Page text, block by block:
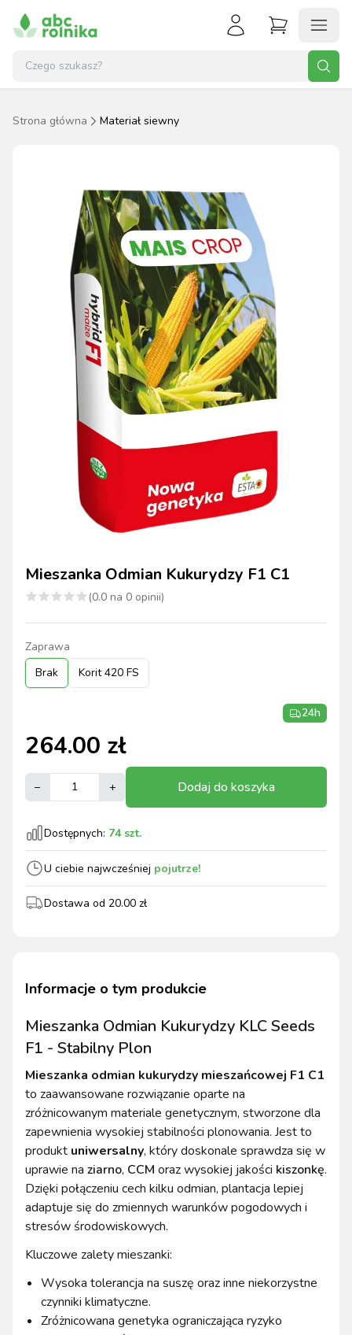
Strona główna Materiał siewny
Mieszanka Odmian Kukurydzy F1 C1
(0.0 na 0 opinii)
Zaprawa
Brak
Korit 420 FS
24h
264.00 zł
– + Dodaj do koszyka
Dostępnych: 74szt.
U ciebie najwcześniej pojutrze!
Dostawa od 20.00 zł
Informacje o tym produkcie
Mieszanka Odmian Kukurydzy KLC Seeds
F1 - Stabilny Plon
Mieszanka odmian kukurydzy mieszańcowej F1 C1
to zaawansowane rozwiązanie oparte na
zróżnicowanym materiale genetycznym, stworzone dla
zapewnienia wysokiej stabilności plonowania. Jest to
produkt uniwersalny, który doskonale sprawdza się w
uprawie na ziarno, CCM oraz wysokiej jakości kiszonkę.
Dzięki połączeniu cech kilku odmian, plantacja lepiej
adaptuje się do zmiennych warunków pogodowych i
stresów środowiskowych.
Kluczowe zalety mieszanki:
Wysoka tolerancja na suszę oraz inne niekorzystne
czynniki klimatyczne.
Zróżnicowana genetyka ograniczająca ryzyko